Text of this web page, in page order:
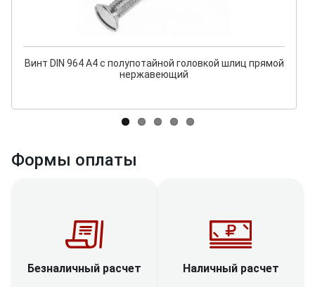
Винт DIN 964 A4 с полупотайной головкой шлиц прямой
нержавеющий
Формы оплаты
Безналичный расчет Наличный расчет